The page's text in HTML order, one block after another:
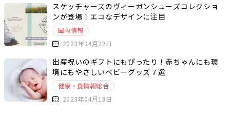
スケッチャーズのヴィーガンシューズコレクショ
ンが登場！エコなデザインに注目
国内情報
2023年04月22日
出産祝いのギフトにもぴったり！赤ちゃんにも環
境にもやさしいベビーグッズ７選
健康・食情報総合
2023年04月13日